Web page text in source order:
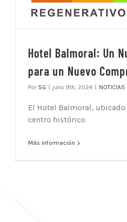
Hotel Balmoral: Un
para un Nuevo
Por SG | julio 9th, 2024 | NOTICIAS
El Hotel Balmoral, ubicado
centro histórico
Más información